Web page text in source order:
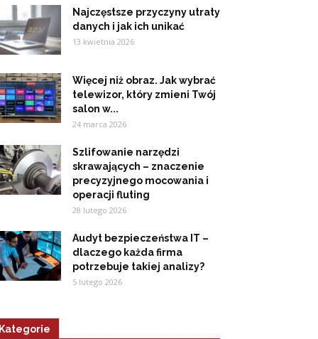
Najczęstsze przyczyny utraty
danych i jak ich unikać
13 kwietnia 2026
Więcej niż obraz. Jak wybrać
telewizor, który zmieni Twój
salon w...
24 marca 2026
Szlifowanie narzędzi
skrawających – znaczenie
precyzyjnego mocowania i
operacji fluting
28 lutego 2026
Audyt bezpieczeństwa IT –
dlaczego każda firma
potrzebuje takiej analizy?
5 lutego 2026
Kategorie